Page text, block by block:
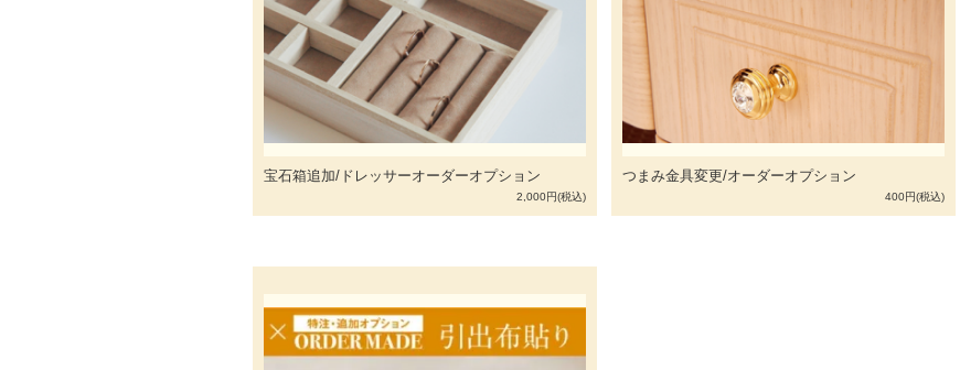
宝石箱追加/ドレッサーオーダーオプション
2,000円(税込)
つまみ金具変更/オーダーオプション
400円(税込)